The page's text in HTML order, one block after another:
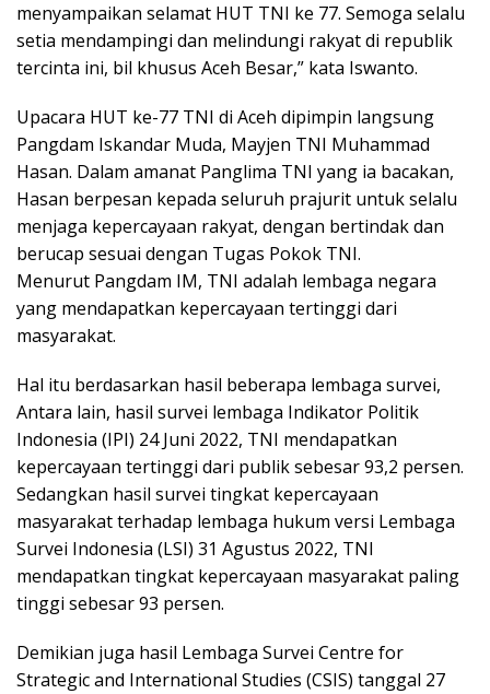
menyampaikan selamat HUT TNI ke 77. Semoga selalu
setia mendampingi dan melindungi rakyat di republik
tercinta ini, bil khusus Aceh Besar,” kata Iswanto.
Upacara HUT ke-77 TNI di Aceh dipimpin langsung
Pangdam Iskandar Muda, Mayjen TNI Muhammad
Hasan. Dalam amanat Panglima TNI yang ia bacakan,
Hasan berpesan kepada seluruh prajurit untuk selalu
menjaga kepercayaan rakyat, dengan bertindak dan
berucap sesuai dengan Tugas Pokok TNI.
Menurut Pangdam IM, TNI adalah lembaga negara
yang mendapatkan kepercayaan tertinggi dari
masyarakat.
Hal itu berdasarkan hasil beberapa lembaga survei,
Antara lain, hasil survei lembaga Indikator Politik
Indonesia (IPI) 24 Juni 2022, TNI mendapatkan
kepercayaan tertinggi dari publik sebesar 93,2 persen.
Sedangkan hasil survei tingkat kepercayaan
masyarakat terhadap lembaga hukum versi Lembaga
Survei Indonesia (LSI) 31 Agustus 2022, TNI
mendapatkan tingkat kepercayaan masyarakat paling
tinggi sebesar 93 persen.
Demikian juga hasil Lembaga Survei Centre for
Strategic and International Studies (CSIS) tanggal 27